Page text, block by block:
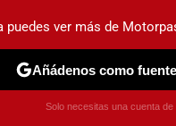
ELÉCTRICOS
puedes ver más de
Añádenos como
Solo necesitas una cuenta de